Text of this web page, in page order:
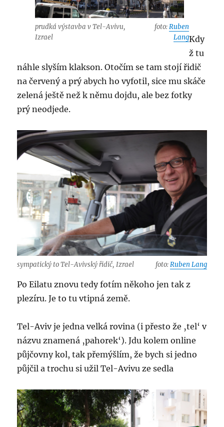
prudká výstavba v Tel-Avivu,
Izrael
foto:Ruben
LangKdy
ž tu
náhle slyším klakson. Otočím se tam stojí řidič
na červený a prý abych ho vyfotil, sice mu skáče
zelená ještě než k němu dojdu, ale bez fotky
prý neodjede.
sympatický to Tel-Avivský řidič, Izrael foto:Ruben Lang
Po Eilatu znovu tedy fotím někoho jen tak z
plezíru. Je to tu vtipná země.
Tel-Aviv je jedna velká rovina (i přesto že ‚tel‘ v
názvu znamená ‚pahorek‘). Jdu kolem online
půjčovny kol, tak přemýšlím, že bych si jedno
půjčil a trochu si užil Tel-Avivu ze sedla